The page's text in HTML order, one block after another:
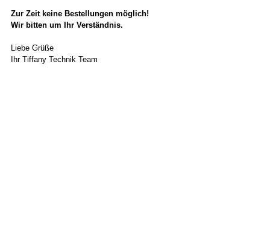
Zur Zeit keine Bestellungen möglich!
Wir bitten um Ihr Verständnis.
Liebe Grüße
Ihr Tiffany Technik Team